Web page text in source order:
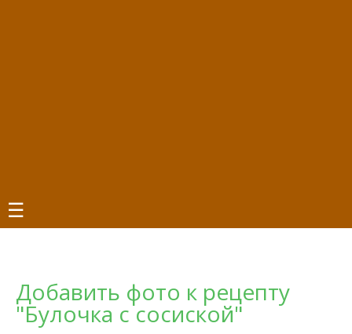
☰
Добавить фото к рецепту
"Булочка с сосиской"